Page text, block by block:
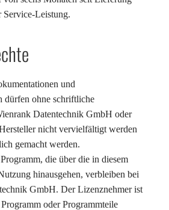
Leistung.
und
dürfen ohne schriftliche
Datentechnik GmbH oder
nicht vervielfältigt werden
gemacht werden.
die über die in diesem
hinausgehen, verbleiben bei
GmbH. Der Lizenznehmer ist
oder Programmteile